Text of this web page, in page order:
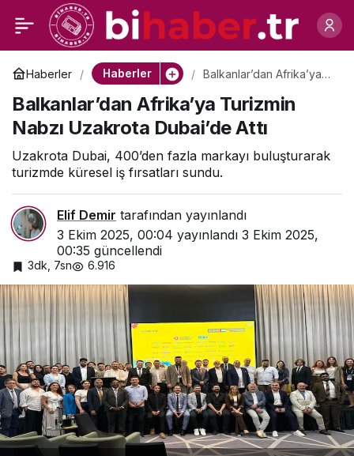
Haberler Haberler
Balkanlar’dan Afrika’ya
Dubai’de Attı
Balkanlar’dan Afrika’ya Turizmin
Nabzı Uzakrota Dubai’de Attı
Uzakrota Dubai, 400’den fazla markayı buluşturarak
turizmde küresel iş fırsatları sundu.
Elif Demir tarafından yayınlandı
3 Ekim 2025, 00:04 yayınlandı 3 Ekim 2025,
00:35 güncellendi
3dk, 7sn 6.916
BookingAgora 2025
TravelXperience ile
seyahat sektörü Six
Senses Kocataş
Mansions’da bir araya
geldi
0 Paylaş